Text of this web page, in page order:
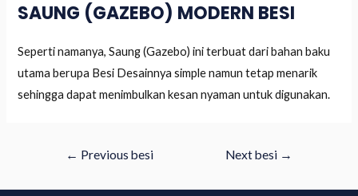
SAUNG (GAZEBO) MODERN BESI
Seperti namanya, Saung (Gazebo) ini terbuat dari bahan baku
utama berupa Besi Desainnya simple namun tetap menarik
sehingga dapat menimbulkan kesan nyaman untuk digunakan.
← Previous besi Next besi →